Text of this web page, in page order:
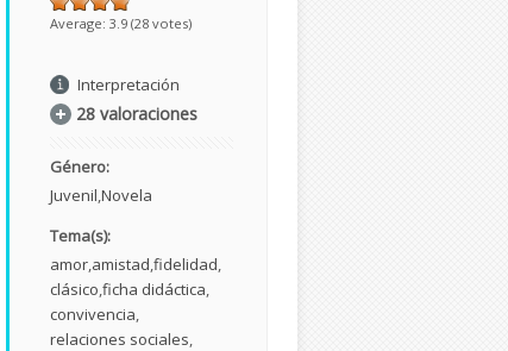
Average: 3.9 (28 votes)
Interpretación
28 valoraciones
Género:
Juvenil Novela
Tema(s):
amor amistad fidelidad
clásico ficha didáctica
convivencia
relaciones sociales